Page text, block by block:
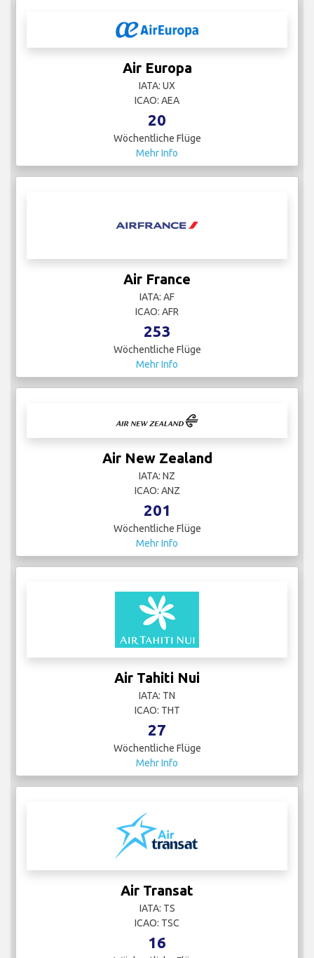
Air Europa
IATA: UX
ICAO: AEA
20
Wöchentliche Flüge
Mehr Info
Air France
IATA: AF
ICAO: AFR
253
Wöchentliche Flüge
Mehr Info
Air New Zealand
IATA: NZ
ICAO: ANZ
201
Wöchentliche Flüge
Mehr Info
Air Tahiti Nui
IATA: TN
ICAO: THT
27
Wöchentliche Flüge
Mehr Info
Air Transat
IATA: TS
ICAO: TSC
16